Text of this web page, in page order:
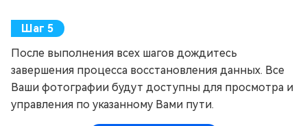
После выполнения всех шагов дождитесь
завершения процесса восстановления данных. Все
Ваши фотографии будут доступны для просмотра и
управления по указанному Вами пути.